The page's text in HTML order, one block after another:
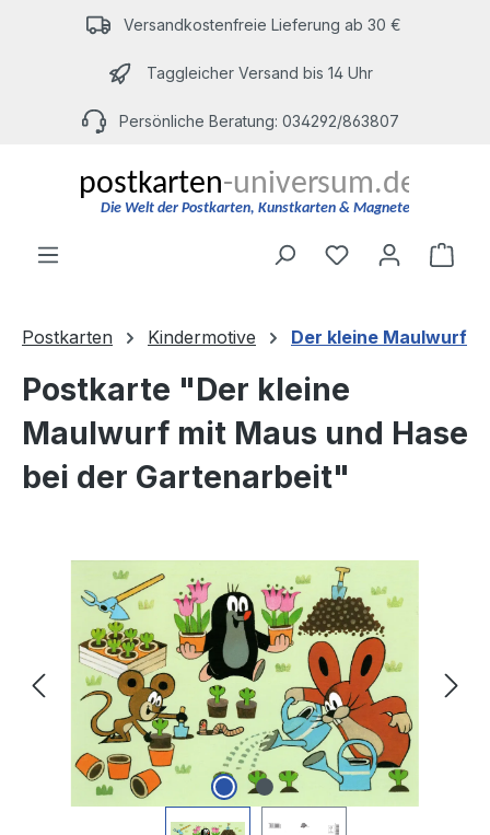
Zum Hauptinhalt springenVersandkostenfreie Lieferung ab 30 €
Taggleicher Versand bis 14 Uhr
Persönliche Beratung: 034292/863807
Du hast 0
Postkarten Kindermotive Der kleine Maulwurf
Postkarte "Der kleine
Maulwurf mit Maus und Hase
bei der Gartenarbeit"
Bildergalerie überspringen